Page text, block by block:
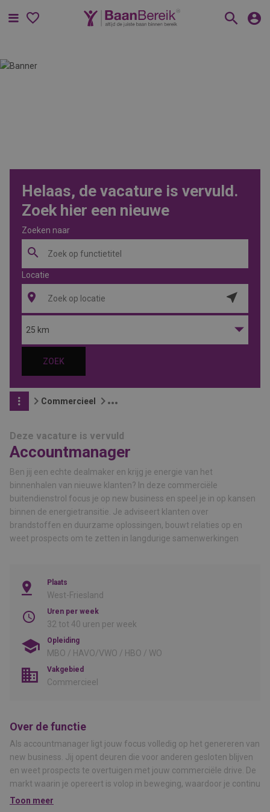
Menu
Helaas, de vacature is vervuld.
Zoek hier een nieuwe
Zoeken naar
Locatie
ophalen
25 km
ZOEK
Commercieel
Deze vacature is vervuld
Accountmanager
Ben jij een echte dealmaker en krijg je energie van het
binnenhalen van nieuwe klanten? In deze commerciële
buitendienstrol focus je op new business en speel je in op kansen
binnen de energietransitie. Je adviseert klanten over
brandstoffen en duurzame oplossingen, bouwt relaties op en
weet prospects om te zetten in langdurige samenwerkingen
Plaats
West-Friesland
Uren per week
32 tot 40 uren per week
Opleiding
MBO / HAVO/VWO / HBO / WO
Vakgebied
Commercieel
Over de functie
Als accountmanager ligt jouw focus volledig op het genereren van
new business. Jij opent deuren die voor anderen gesloten blijven
en weet prospects te overtuigen met jouw commerciële drive. De
markt waarin je opereert is volop in beweging, waardoor je continu
schakelt tussen traditionele oplossingen en innovatieve,
Toon meer